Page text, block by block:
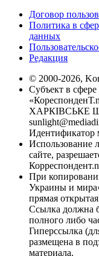
Договор
Политика в
данных
Редакция
© 2000-2026,
Субъект в
ХАРКІВСЬКЕ
Идентификатор
Использование
сайте,
При
Украины и
прямая
Ссылка должна
полного либо
Гиперссылка
размещена в
материала.